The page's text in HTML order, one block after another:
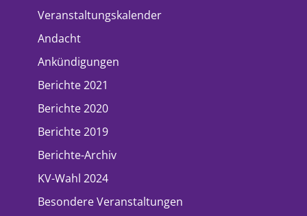
Veranstaltungskalender
Andacht
Ankündigungen
Berichte 2021
Berichte 2020
Berichte 2019
Berichte-Archiv
KV-Wahl 2024
Besondere Veranstaltungen